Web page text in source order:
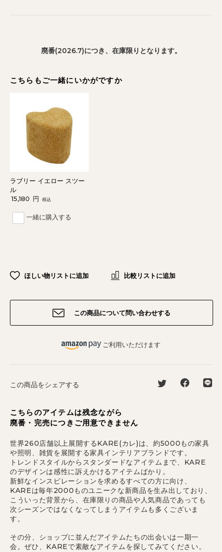
廃番(2026.7)につき、在庫限りとなります。
こちらもご一緒にいかがですか
ラブリー イエロー スツー
ル
15,180 円 税込
一緒に購入する
ほしい物リストに追加 比較リストに追加
この商品について問い合わせする
ご利用いただけます
この商品をシェアする
こちらのアイテムは残念ながら
廃番・完売につきご用意できません
世界260店舗以上展開するKARE(カレ)は、約5000もの家具
や照明、雑貨を展開する家具インテリアブランドです。
トレンドスタイルからスタンダードなアイテムまで、KARE
のデザインは感性に訴えかけるアイテムばかり。
新鮮なインスピレーションを求めるすべての方に向け、
KAREは毎年2000ものユニークな新商品を生み出しており、
こういった背景から、在庫限りの商品や人気商品であっても
次シーズンではなくなってしまうアイテムも多くございま
す。
その分、ショップに並んだアイテムたちの出会いは一期一
会。ぜひ、KAREで素敵なアイテムを探してみてください。